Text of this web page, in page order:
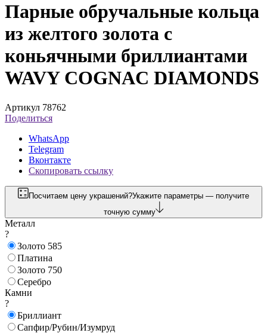
Парные обручальные кольца
из желтого золота с
коньячными бриллиантами
WAVY COGNAC DIAMONDS
Артикул 78762
Поделиться
WhatsApp
Telegram
Вконтакте
Скопировать ссылку
Посчитаем цену украшений?Укажите параметры — получите
точную сумму
Металл
?
Золото 585
Платина
Золото 750
Серебро
Камни
?
Бриллиант
Сапфир/Рубин/Изумруд